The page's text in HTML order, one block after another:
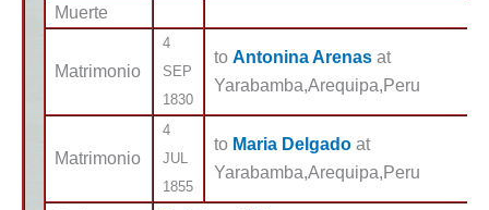
Muerte
Matrimonio
4
SEP
1830
to Antonina Arenas at
Yarabamba,Arequipa,Peru
Matrimonio
4
JUL
1855
to Maria Delgado at
Yarabamba,Arequipa,Peru